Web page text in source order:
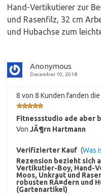
Hand-Vertikutierer zur
und Rasenfilz, 32 cm
und Hubachse zum
Anonymous
December 10, 2018
8 von 8 Kunden fanden
Fitnessstudio ade aber
Von JÃ¶rn Hartmann
Verifizierter Kauf (Was
Rezension bezieht sich
Vertikutier-Boy, Hand-
Moos, Unkraut und
robusten RÃ¤dern und
(Gartenartikel)